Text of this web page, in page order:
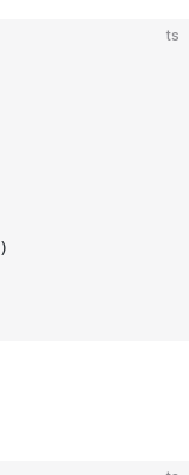
ts
)